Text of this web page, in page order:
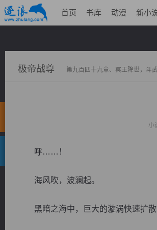
首页 书库 动漫 新小
极帝战尊 第九百四十九章、冥王降世，斗
小
呼……！
海风吹，波澜起。
黑暗之海中，巨大的漩涡快速扩散